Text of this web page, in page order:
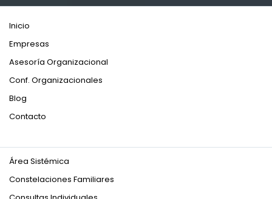
Inicio
Empresas
Asesoría Organizacional
Conf. Organizacionales
Blog
Contacto
Área Sistémica
Constelaciones Familiares